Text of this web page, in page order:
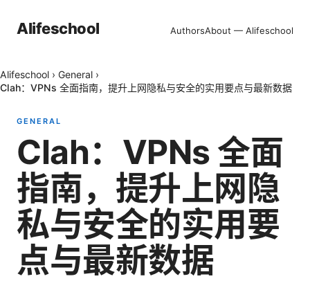
Alifeschool AuthorsAbout — Alifeschool
Alifeschool › General ›
Clah：VPNs 全面指南，提升上网隐私与安全的实用要点与最新数据
GENERAL
Clah：VPNs 全面
指南，提升上网隐
私与安全的实用要
点与最新数据